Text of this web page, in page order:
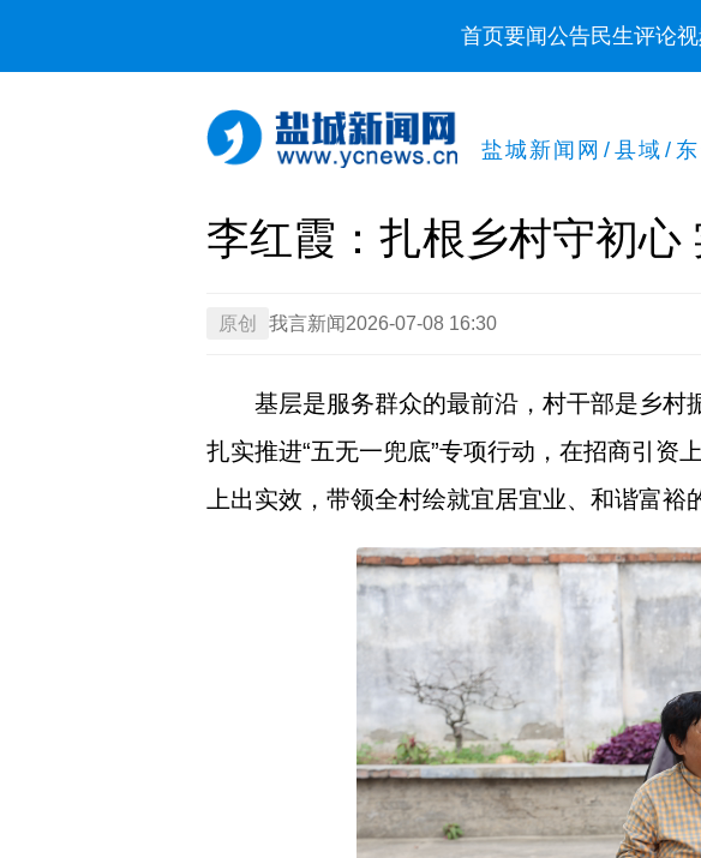
首页要闻公告民生评论
盐城新闻网 / 县域 /
李红霞：扎根乡村守初心
原创 我言新闻 2026-07-08 16:30
基层是服务群众的最前沿，村干部是乡村
扎实推进“五无一兜底”专项行动，在招商引
上出实效，带领全村绘就宜居宜业、和谐富裕